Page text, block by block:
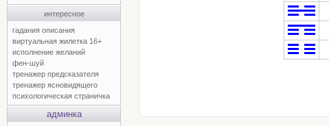
интересное
гадания описания
виртуальная жилетка 16+
исполнение желаний
фен-шуй
тренажер предсказателя
тренажер ясновидящего
психологическая страничка
админка